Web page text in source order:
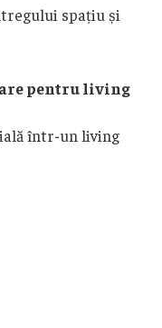
spațiu și
pentru living
într-un living